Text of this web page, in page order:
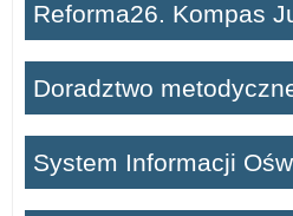
Reforma26. Kompas
Doradztwo
System Informacji